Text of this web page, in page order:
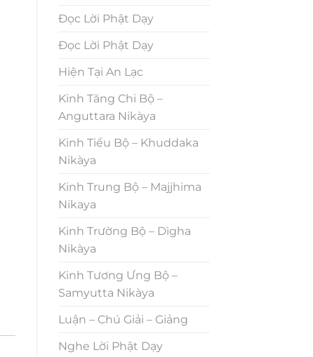
Đọc Lời Phật Dạy
Đọc Lời Phật Dạy
Hiện Tại An Lạc
Kinh Tăng Chi Bộ –
Anguttara Nikàya
Kinh Tiểu Bộ – Khuddaka
Nikàya
Kinh Trung Bộ – Majjhima
Nikaya
Kinh Trường Bộ – Dìgha
Nikàya
Kinh Tương Ưng Bộ –
Samyutta Nikàya
Luận – Chú Giải – Giảng
Nghe Lời Phật Dạy